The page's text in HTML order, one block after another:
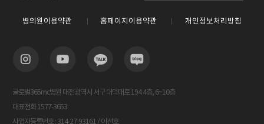
병의원이용약관 홈페이지이용약관 개인정보처리방침
글로벌365mc병원 대전광역시 서구 대덕대로 194 4층, 6~10층
대표전화 1577-3653
사업자등록번호 : 314-27-93161 / 이선호